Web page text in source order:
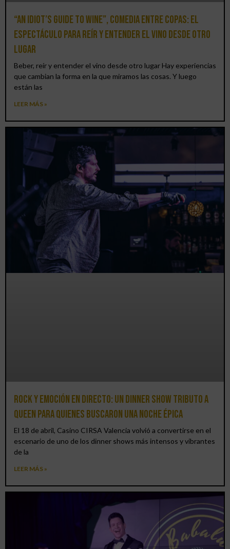
“An Idiot’s Guide to Wine”, comedia entre copas: el
espectáculo para reír y entender el vino desde otro
lugar
Beber, reír y entender el vino desde otro lugar Hay experiencias
que cambian la forma en la que miramos las cosas. Y luego
están las
LEER MÁS »
Rock y emoción en directo: un Dinner Show Tributo a
Queen para quienes buscaron una noche épica
El 18 de abril, Casino CIRSA Valencia volvió a convertirse en el
escenario de uno de los dinner shows más intensos y vibrantes
de la
LEER MÁS »